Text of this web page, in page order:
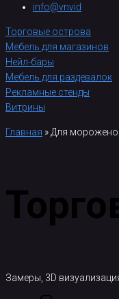
info@vnvid
Торговые острова
Мебель для магазинов
Нейл-бары
Мебель для раздевалок
Рекламные стенды
Витрины
Главная » Для
Замеры, 3D